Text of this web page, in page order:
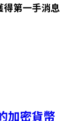
第一手消息
加密貨幣